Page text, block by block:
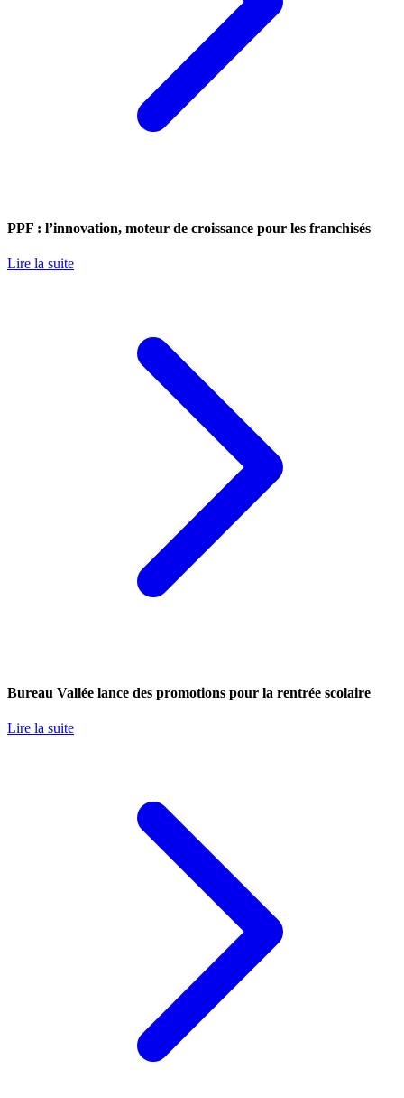
PPF : l’innovation, moteur de croissance pour les franchisés
Lire la suite
Bureau Vallée lance des promotions pour la rentrée scolaire
Lire la suite